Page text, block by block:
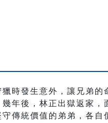
時發生意外，讓兄弟的
年後，林正出獄返家，
傳統價值的弟弟，各自